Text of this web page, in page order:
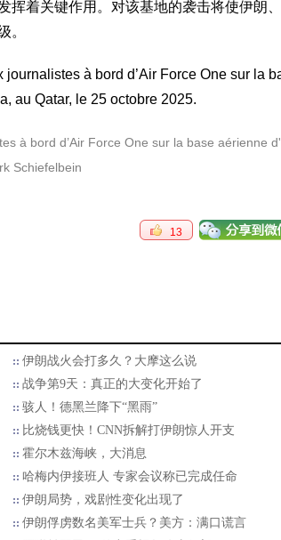
挥着关键作用。对该基地的袭击将使伊朗
。
à bord d’Air Force One sur la base aérienne
Schiefelbein
13
伊朗战火会打多久？大摩这么说
战争第9天：真正的大变化开始了
骇人！德黑兰降下“黑雨”
比烧钱更快！CNN拆解打伊朗惊人开支
霍尔木兹海峡，大消息
哈梅内伊接班人 专家会议称已完成任命
伊朗局势，戏剧性变化出现了
伊朗俘虏数名美军士兵？美方：满口谎言